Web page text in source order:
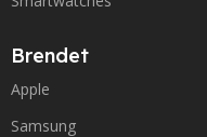
Brendet
Apple
Samsung